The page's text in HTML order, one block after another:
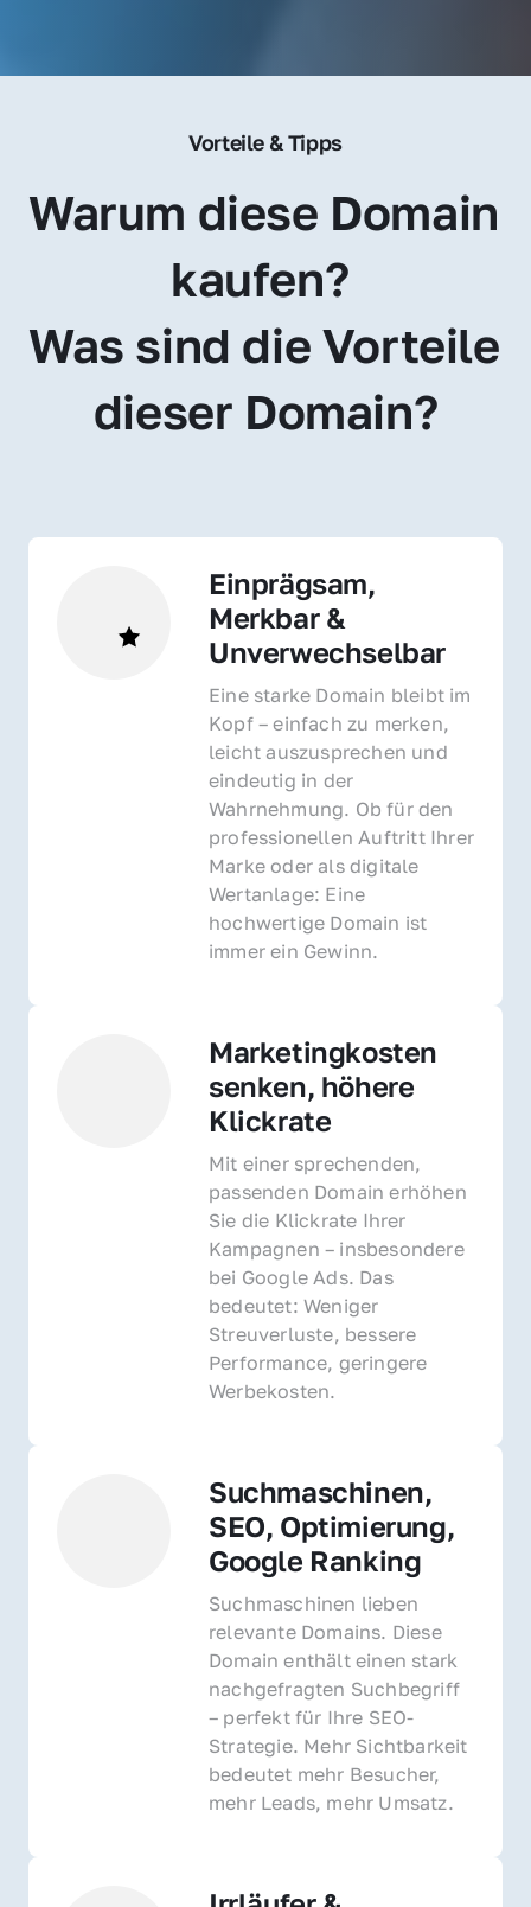
Vorteile & Tipps
Warum diese Domain
kaufen?
Was sind die Vorteile
dieser Domain?
Einprägsam,
Merkbar &
Unverwechselbar
Eine starke Domain bleibt im
Kopf – einfach zu merken,
leicht auszusprechen und
eindeutig in der
Wahrnehmung. Ob für den
professionellen Auftritt Ihrer
Marke oder als digitale
Wertanlage: Eine
hochwertige Domain ist
immer ein Gewinn.
Marketingkosten
senken, höhere
Klickrate
Mit einer sprechenden,
passenden Domain erhöhen
Sie die Klickrate Ihrer
Kampagnen – insbesondere
bei Google Ads. Das
bedeutet: Weniger
Streuverluste, bessere
Performance, geringere
Werbekosten.
Suchmaschinen,
SEO, Optimierung,
Google Ranking
Suchmaschinen lieben
relevante Domains. Diese
Domain enthält einen stark
nachgefragten Suchbegriff
– perfekt für Ihre SEO-
Strategie. Mehr Sichtbarkeit
bedeutet mehr Besucher,
mehr Leads, mehr Umsatz.